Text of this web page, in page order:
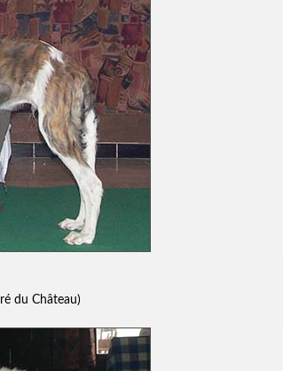
du Château)